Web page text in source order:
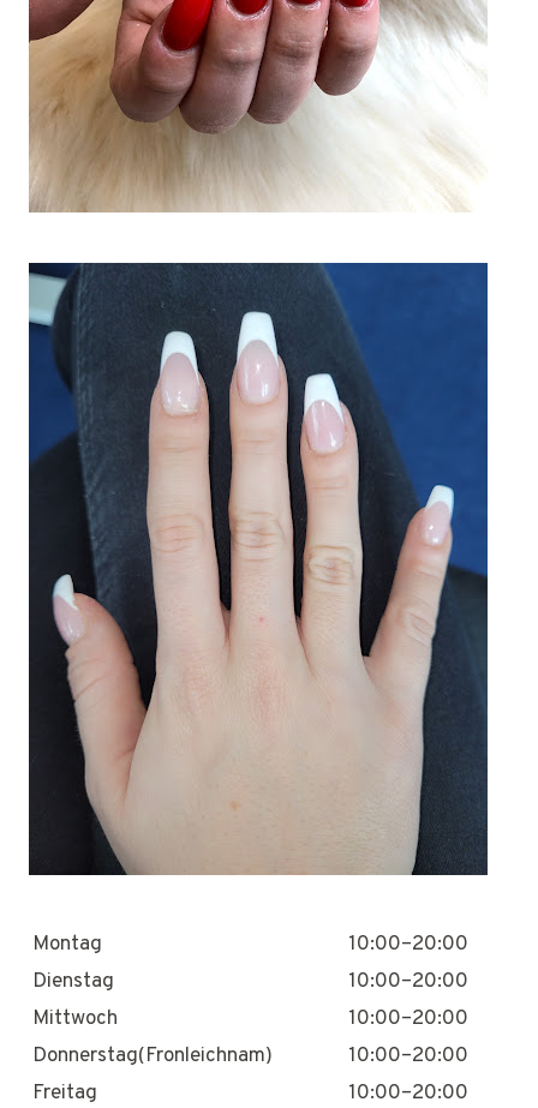
Montag
10:00–20:00
Dienstag
10:00–20:00
Mittwoch
10:00–20:00
Donnerstag(Fronleichnam)
10:00–20:00
Freitag
10:00–20:00